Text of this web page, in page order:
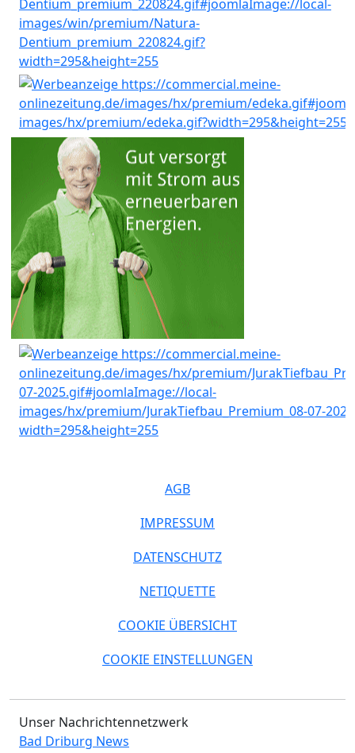
AGB
IMPRESSUM
DATENSCHUTZ
NETIQUETTE
COOKIE ÜBERSICHT
COOKIE EINSTELLUNGEN
Unser Nachrichtennetzwerk
Bad Driburg News